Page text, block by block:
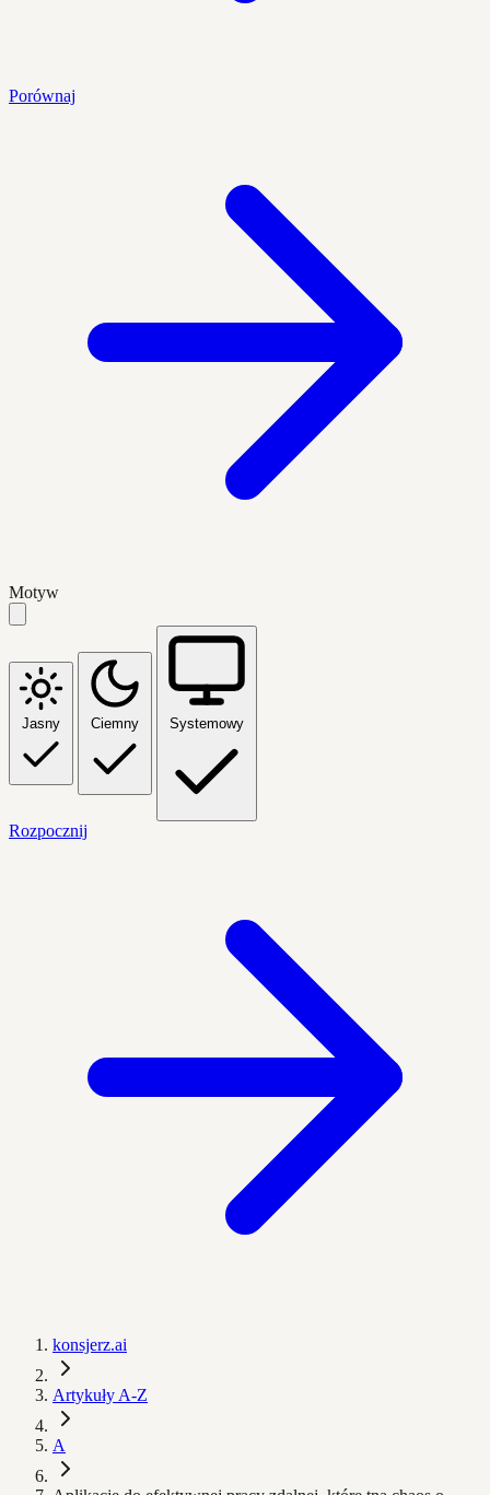
Porównaj
Motyw
Jasny Ciemny Systemowy
Rozpocznij
konsjerz.ai
Artykuły A-Z
A